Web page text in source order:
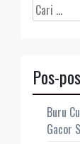
Cari
untuk:
Pos-
Buru
Gacor